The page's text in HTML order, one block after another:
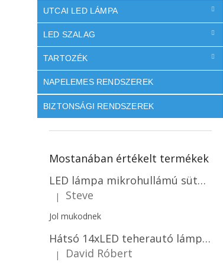
UTCAI LED LÁMPA
LED SZALAG
TARTOZÉK
NAPELEMES RENDSZEREK
BIZTONSÁGI RENDSZEREK
Mostanában értékelt termékek
LED lámpa mikrohullámú sütővel és fényérzékelővel 18W, 1830lm, IP44, 4000K, kerek, fehér keret/2-PACK!
A termék értékelése 5-ből 5 csillag.
| Steve
Jol mukodnek
Hátsó 14xLED teherautó lámpa, 12V, bal vagy jobb oldali vagy jobb oldali/2-PACK! [L1070-BL]
A termék értékelése 5-ből 5 csillag.
| David Róbert